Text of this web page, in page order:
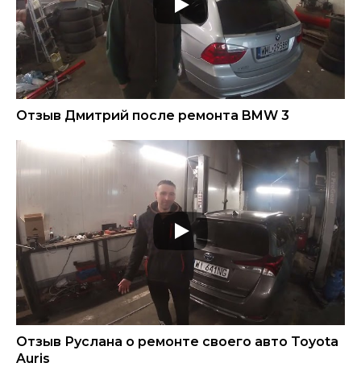
Отзыв Дмитрий после ремонта BMW 3
Отзыв Руслана о ремонте своего авто Toyota
Auris